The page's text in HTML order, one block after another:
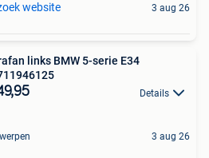
website 3 aug 26
links BMW 5-serie E34
Details
3 aug 26